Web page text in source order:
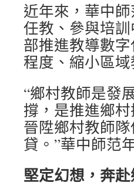
近年來，華中
任教、參與培
部推進教導數
程度、縮小區域
“鄉村教師是發
撐，是推進鄉
晉陞鄉村教師
貸。”華中師范
堅定幻想，奔